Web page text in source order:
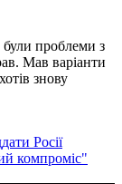
проблеми з
Мав варіанти
знову
Росії
компроміс"